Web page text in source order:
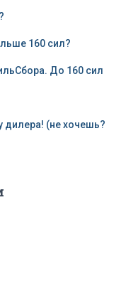
160 сил?
До 160 сил
дилера! (не хочешь?